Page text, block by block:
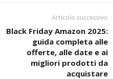
Articolo successivo
Black Friday Amazon 2025:
guida completa alle
offerte, alle date e ai
migliori prodotti da
acquistare